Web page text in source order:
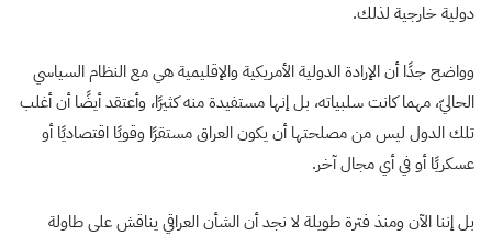
دولية خارجية لذلك.
وواضح جدًا أن الإرادة الدولية الأمريكية والإقليمية هي مع النظام السياسي
الحاليّ، مهما كانت سلبياته، بل إنها مستفيدة منه كثيرًا، وأعتقد أيضًا أن أغلب
تلك الدول ليس من مصلحتها أن يكون العراق مستقرًا وقويًا اقتصاديًا أو
عسكريًا أو في أي مجال آخر.
بل إننا الآن ومنذ فترة طويلة لا نجد أن الشأن العراقي يناقش على طاولة